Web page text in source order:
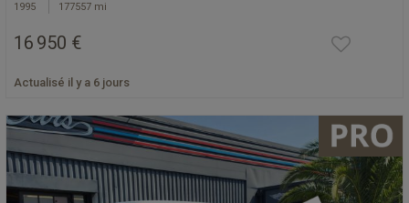
1995 177557 mi
16 950 €
Actualisé il y a 6 jours